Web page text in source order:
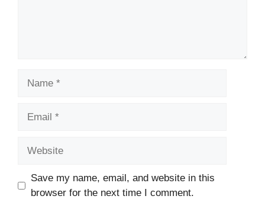
Save my name, email, and website in this
browser for the next time I comment.